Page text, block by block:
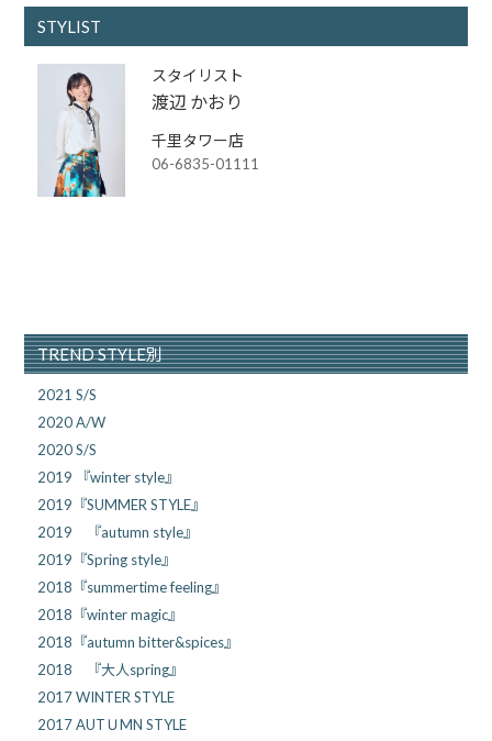
STYLIST
スタイリスト
渡辺 かおり
千里タワー店
06-6835-01111
TREND STYLE別
2021 S/S
2020 A/W
2020 S/S
2019 『winter style』
2019『SUMMER STYLE』
2019 『autumn style』
2019『Spring style』
2018『summertime feeling』
2018『winter magic』
2018『autumn bitter&spices』
2018 『大人spring』
2017 WINTER STYLE
2017 AUTＵMN STYLE